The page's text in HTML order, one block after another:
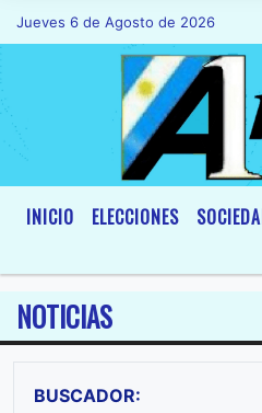
Jueves 6 de Agosto de 2026Hoy
INICIO ELECCIONES
NOTICIAS
BUSCADOR: